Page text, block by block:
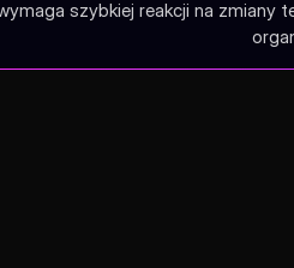
szybkiej reakcji na zmiany